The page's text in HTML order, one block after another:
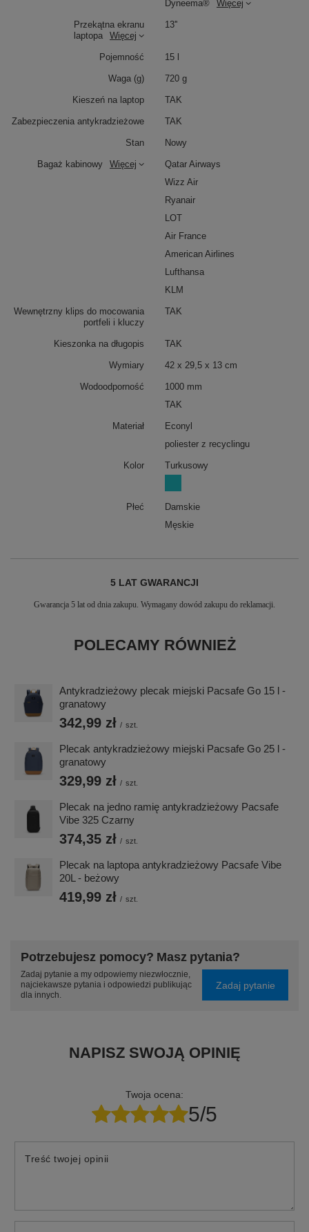
Dyneema®
Więcej
Przekątna ekranu
laptopa
Więcej
13''
Pojemność 15 l
Waga (g) 720 g
Kieszeń na laptop TAK
Zabezpieczenia antykradzieżowe TAK
Stan Nowy
Bagaż kabinowy Więcej
Qatar Airways
Wizz Air
Ryanair
LOT
Air France
American Airlines
Lufthansa
KLM
Wewnętrzny klips do mocowania
portfeli i kluczy
TAK
Kieszonka na długopis TAK
Wymiary 42 x 29,5 x 13 cm
Wodoodporność
1000 mm
TAK
Materiał
Econyl
poliester z recyclingu
Kolor Turkusowy
Płeć
Damskie
Męskie
5 LAT GWARANCJI
Gwarancja 5 lat od dnia zakupu. Wymagany dowód zakupu do reklamacji.
POLECAMY RÓWNIEŻ
Antykradzieżowy plecak miejski Pacsafe Go 15 l -
granatowy
342,99 zł / szt.
Plecak antykradzieżowy miejski Pacsafe Go 25 l -
granatowy
329,99 zł / szt.
Plecak na jedno ramię antykradzieżowy Pacsafe
Vibe 325 Czarny
374,35 zł / szt.
Plecak na laptopa antykradzieżowy Pacsafe Vibe
20L - beżowy
419,99 zł / szt.
Potrzebujesz pomocy? Masz pytania?
Zadaj pytanie a my odpowiemy niezwłocznie,
najciekawsze pytania i odpowiedzi publikując
dla innych.
Zadaj pytanie
NAPISZ SWOJĄ OPINIĘ
Twoja ocena:
5/5
Treść twojej opinii